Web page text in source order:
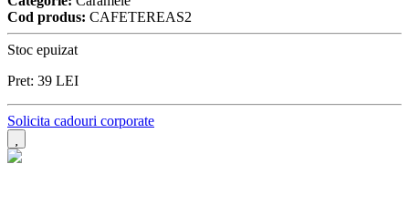
Cod produs: CAFETEREAS2
Stoc epuizat
Pret: 39 LEI
Solicita cadouri corporate